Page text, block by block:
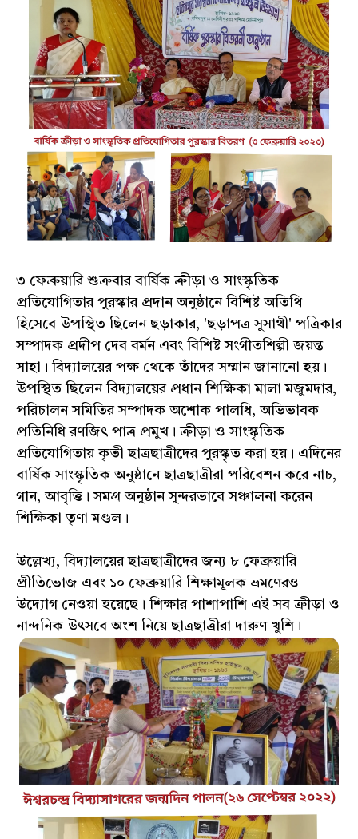
৩ ফেব্রুয়ারি শুক্রবার বার্ষিক ক্রীড়া ও সাংস্কৃতিক
প্রতিযোগিতার পুরস্কার প্রদান অনুষ্ঠানে বিশিষ্ট অতিথি
হিসেবে উপস্থিত ছিলেন ছড়াকার, 'ছড়াপত্র সুসাথী' পত্রিকার
সম্পাদক প্রদীপ দেব বর্মন এবং বিশিষ্ট সংগীতশিল্পী জয়ন্ত
সাহা। বিদ্যালয়ের পক্ষ থেকে তাঁদের সম্মান জানানো হয়।
উপস্থিত ছিলেন বিদ্যালয়ের প্রধান শিক্ষিকা মালা মজুমদার,
পরিচালন সমিতির সম্পাদক অশোক পালধি, অভিভাবক
প্রতিনিধি রণজিৎ পাত্র প্রমুখ। ক্রীড়া ও সাংস্কৃতিক
প্রতিযোগিতায় কৃতী ছাত্রছাত্রীদের পুরস্কৃত করা হয়। এদিনের
বার্ষিক সাংস্কৃতিক অনুষ্ঠানে ছাত্রছাত্রীরা পরিবেশন করে নাচ,
গান, আবৃত্তি। সমগ্র অনুষ্ঠান সুন্দরভাবে সঞ্চালনা করেন
শিক্ষিকা তৃণা মণ্ডল।
উল্লেখ্য, বিদ্যালয়ের ছাত্রছাত্রীদের জন্য ৮ ফেব্রুয়ারি
প্রীতিভোজ এবং ১০ ফেব্রুয়ারি শিক্ষামূলক ভ্রমণেরও
উদ্যোগ নেওয়া হয়েছে। শিক্ষার পাশাপাশি এই সব ক্রীড়া ও
নান্দনিক উৎসবে অংশ নিয়ে ছাত্রছাত্রীরা দারুণ খুশি।